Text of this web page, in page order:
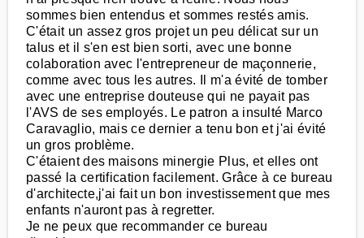
sommes bien entendus et sommes restés amis.
C'était un assez gros projet un peu délicat sur un
talus et il s'en est bien sorti, avec une bonne
colaboration avec l'entrepreneur de maçonnerie,
comme avec tous les autres. Il m'a évité de tomber
avec une entreprise douteuse qui ne payait pas
l'AVS de ses employés. Le patron a insulté Marco
Caravaglio, mais ce dernier a tenu bon et j'ai évité
un gros problème.
C'étaient des maisons minergie Plus, et elles ont
passé la certification facilement. Grâce à ce bureau
d'architecte,j'ai fait un bon investissement que mes
enfants n'auront pas à regretter.
Je ne peux que recommander ce bureau